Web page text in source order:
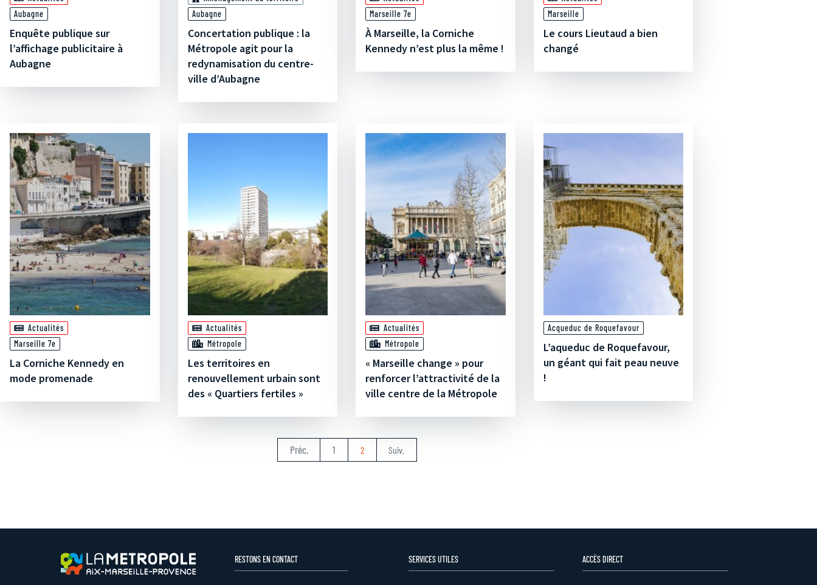
Aubagne
Enquête publique sur
l’affichage publicitaire à
Aubagne
Aubagne
Concertation publique : la
Métropole agit pour la
redynamisation du centre-
ville d’Aubagne
Marseille 7e
À Marseille, la Corniche
Kennedy n’est plus la même !
Marseille
Le cours Lieutaud a bien
changé
Actualités
Marseille 7e
La Corniche Kennedy en
mode promenade
Actualités
Métropole
Les territoires en
renouvellement urbain sont
des « Quartiers fertiles »
Actualités
Métropole
« Marseille change » pour
renforcer l’attractivité de la
ville centre de la Métropole
Acqueduc de Roquefavour
L’aqueduc de Roquefavour,
un géant qui fait peau neuve
!
Préc. 1 2 Suiv.
RESTONS EN CONTACT SERVICES UTILES ACCÈS DIRECT